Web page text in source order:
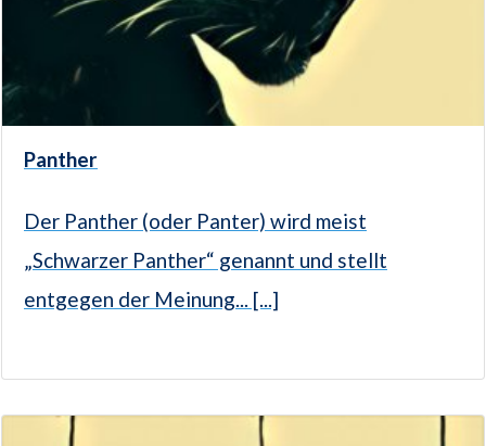
Panther
Der Panther (oder Panter) wird meist
„Schwarzer Panther“ genannt und stellt
entgegen der Meinung... [...]